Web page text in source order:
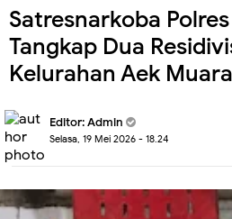
Satresnarkoba
Tangkap Dua
Kelurahan Aek
Editor: Admin
Selasa, 19 Mei 2026 - 18.24